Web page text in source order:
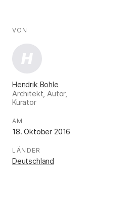
Fakten
VON
H
Hendrik Bohle
Architekt, Autor,
Kurator
AM
18. Oktober 2016
LÄNDER
Deutschland